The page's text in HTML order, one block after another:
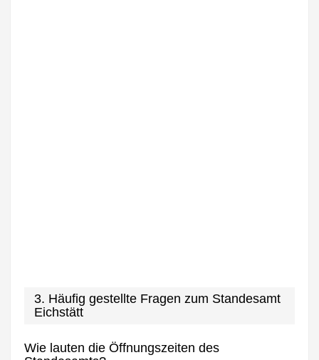
3. Häufig gestellte Fragen zum Standesamt
Eichstätt
Wie lauten die Öffnungszeiten des